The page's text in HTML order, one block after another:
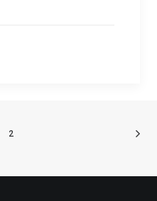
2